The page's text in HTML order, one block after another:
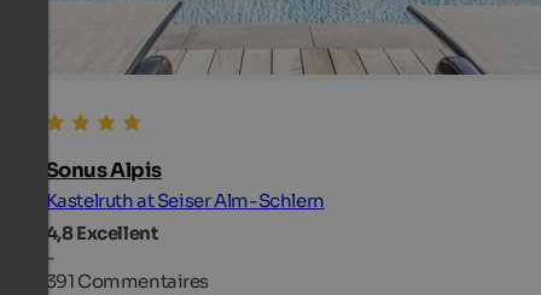
Sonus Alpis
Kastelruth at Seiser Alm-Schlern
4,8Excellent
-
391 Commentaires